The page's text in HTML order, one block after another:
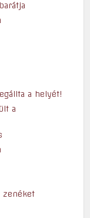
a helyét!
a
zenéket